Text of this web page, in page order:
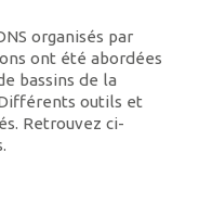
organisés par
ont été abordées
bassins de la
outils et
Retrouvez ci-